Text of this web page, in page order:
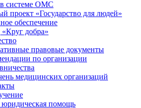
системе ОМС
проект «Государство для людей»
обеспечение
добра»
правовые документы
по организации
медицинских организаций
юридическая помощь